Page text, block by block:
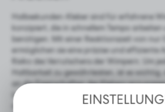
Halbsekunden-Kleber sind für erfahrene
konzipiert, die in schnellem Tempo
benötigen. Mit einer Reaktionszeit von nur
ermöglichen sie eine präzise und effiziente
Risiko des Verrutschens der Wimpern. Um
Haltbarkeit zu gewährleisten, ist es
an die Eigenschaften des Klebers
Luftfeuchtigkeit kann den
die präzise Applikation erschweren. Daher
unseren Partnerunternehmen und
erscheinen. Diese Unternehmen
unsere Inhalte in Form von
Mitteilungen in sozialen Medien